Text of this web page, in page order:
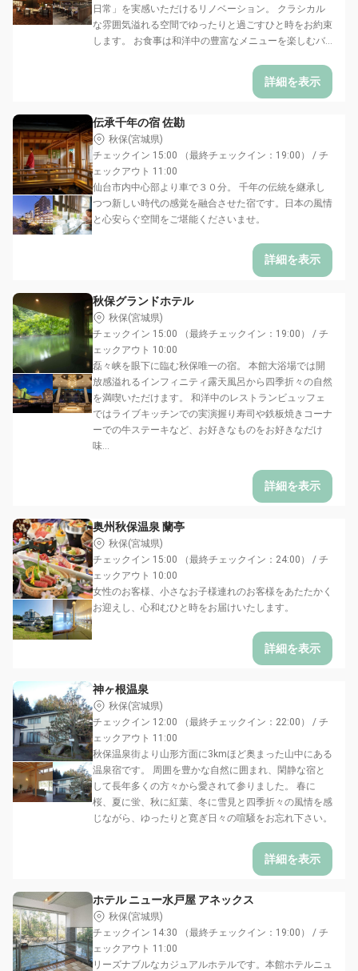
日常」を実感いただけるリノベーション。 クラシカル
な雰囲気溢れる空間でゆったりと過ごすひと時をお約束
します。 お食事は和洋中の豊富なメニューを楽しむバ...
詳細を表示
伝承千年の宿 佐勘
秋保(宮城県)
チェックイン 15:00 （最終チェックイン：19:00） / チ
ェックアウト 11:00
仙台市内中心部より車で３０分。 千年の伝統を継承し
つつ新しい時代の感覚を融合させた宿です。日本の風情
と心安らぐ空間をご堪能くださいませ。
詳細を表示
秋保グランドホテル
秋保(宮城県)
チェックイン 15:00 （最終チェックイン：19:00） / チ
ェックアウト 10:00
磊々峡を眼下に臨む秋保唯一の宿。 本館大浴場では開
放感溢れるインフィニティ露天風呂から四季折々の自然
を満喫いただけます。 和洋中のレストランビュッフェ
ではライブキッチンでの実演握り寿司や鉄板焼きコーナ
ーでの牛ステーキなど、お好きなものをお好きなだけ
味...
詳細を表示
奥州秋保温泉 蘭亭
秋保(宮城県)
チェックイン 15:00 （最終チェックイン：24:00） / チ
ェックアウト 10:00
女性のお客様、小さなお子様連れのお客様をあたたかく
お迎えし、心和むひと時をお届けいたします。
詳細を表示
神ヶ根温泉
秋保(宮城県)
チェックイン 12:00 （最終チェックイン：22:00） / チ
ェックアウト 11:00
秋保温泉街より山形方面に3kmほど奥まった山中にある
温泉宿です。 周囲を豊かな自然に囲まれ、閑静な宿と
して長年多くの方々から愛されて参りました。 春に
桜、夏に蛍、秋に紅葉、冬に雪見と四季折々の風情を感
じながら、ゆったりと寛ぎ日々の喧騒をお忘れ下さい。
詳細を表示
ホテル ニュー水戸屋 アネックス
秋保(宮城県)
チェックイン 14:30 （最終チェックイン：19:00） / チ
ェックアウト 11:00
リーズナブルなカジュアルホテルです。本館ホテルニュ